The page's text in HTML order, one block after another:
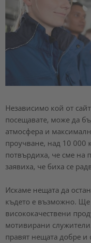
Независимо кой от
посещавате, може да
атмосфера и
проучване, над 10 000
потвърдиха, че сме на
заявиха, че биха се
Искаме нещата да
където е възможно.
висококачествени
мотивирани
правят нещата добре и